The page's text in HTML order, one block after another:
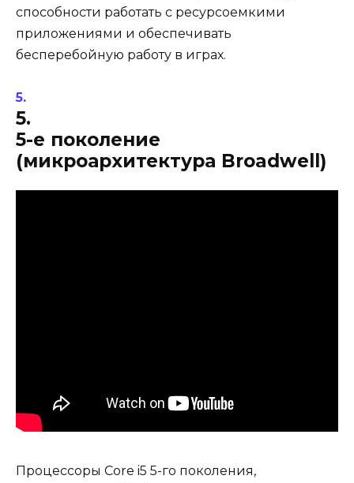
способности работать с ресурсоемкими
приложениями и обеспечивать
бесперебойную работу в играх.
5.
5-е поколение
(микроархитектура Broadwell)
Процессоры Core i5 5-го поколения,